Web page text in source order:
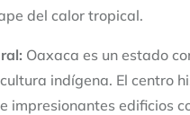
del calor tropical.
Oaxaca es un estado
indígena. El centro
impresionantes edificios